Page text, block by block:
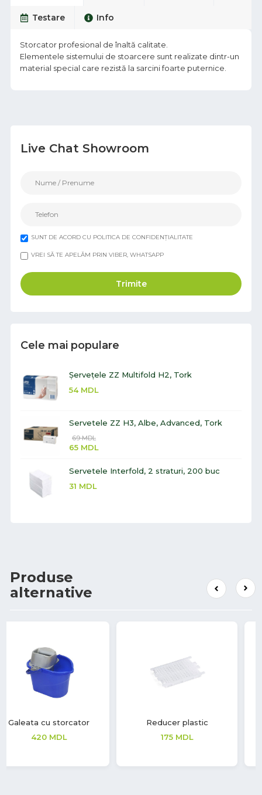
Live Chat Showroom
SUNT DE ACORD CU POLITICA DE CONFIDENȚIALITATE
VREI SĂ TE APELĂM PRIN VIBER, WHATSAPP
Trimite
Cele mai populare
Șervețele ZZ Multifold H2, Tork
54 MDL
Servetele ZZ H3, Albe, Advanced, Tork
69MDL
65 MDL
Servetele Interfold, 2 straturi, 200 buc
31 MDL
Testare Info
Storcator profesional de înaltă calitate.
Elementele sistemului de stoarcere sunt realizate dintr-un
material special care rezistă la sarcini foarte puternice.
Produse
alternative
Reducer plastic
175MDL
Carucior profesional